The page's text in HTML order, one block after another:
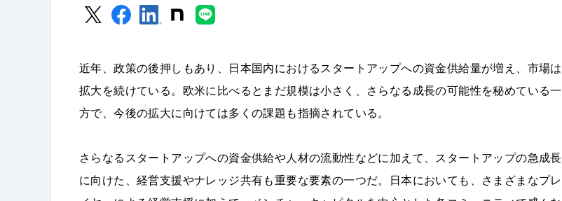
近年、政策の後押しもあり、日本国内におけるスタートアップへの資金供給量が増え、市場は
拡大を続けている。欧米に比べるとまだ規模は小さく、さらなる成長の可能性を秘めている一
方で、今後の拡大に向けては多くの課題も指摘されている。
さらなるスタートアップへの資金供給や人材の流動性などに加えて、スタートアップの急成長
に向けた、経営支援やナレッジ共有も重要な要素の一つだ。日本においても、さまざまなプレ